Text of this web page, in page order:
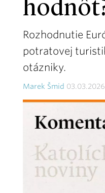
Rozhodnutie
potratovej
otázniky.
Marek Šmid 03.03.2026